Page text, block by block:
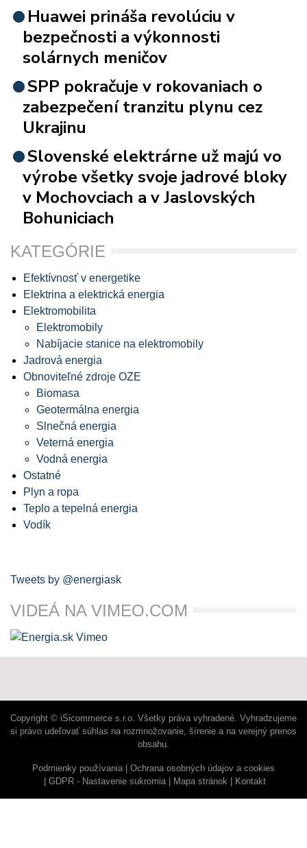
Huawei prináša revolúciu v
bezpečnosti a výkonnosti
solárnych meničov
SPP pokračuje v rokovaniach o
zabezpečení tranzitu plynu cez
Ukrajinu
Slovenské elektrárne už majú vo
výrobe všetky svoje jadrové bloky
v Mochovciach a v Jaslovských
Bohuniciach
KATEGÓRIE
Efektívnosť v energetike
Elektrina a elektrická energia
Elektromobilita
Elektromobily
Nabíjacie stanice na elektromobily
Jadrová energia
Obnoviteľné zdroje OZE
Biomasa
Geotermálna energia
Slnečná energia
Veterná energia
Vodná energia
Ostatné
Plyn a ropa
Teplo a tepelná energia
Vodík
Tweets by @energiask
VIDEÁ NA VIMEO.COM
Copyright © iSicommerce s.r.o. Všetky práva vyhradené. Vyhradzujeme
si právo udeľovať súhlas na rozmnožovanie, šírenie a na verejný prenos
obsahu.
Podmienky používania
Ochrana osobných údajov a cookies
GDPR - Nastavenie sukromia
Mapa stránok Kontakt